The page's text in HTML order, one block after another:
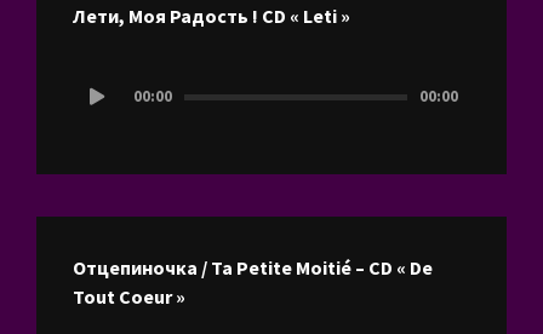
Лети, Моя Радость ! CD « Leti »
audio
00:00 00:00
Отцепиночка / Ta Petite Moitié – CD « De
Tout Coeur »